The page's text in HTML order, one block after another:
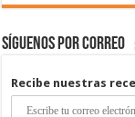
Síguenos por correo
Recibe nuestras